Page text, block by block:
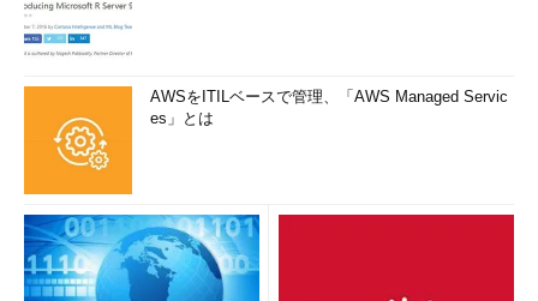
AWSをITILベースで管理、「AWS Managed Servic
es」とは